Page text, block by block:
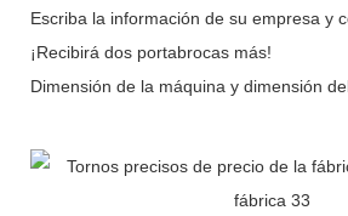
Escriba la información de su empresa y
¡Recibirá dos portabrocas más!
Dimensión de la máquina y dimensión